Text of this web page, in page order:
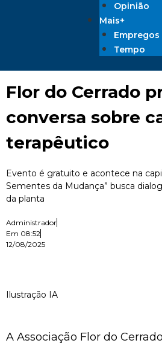
Opinião
Mais+
Empregos
Tempo
Flor do Cerrado
conversa sobre
terapêutico
Evento é gratuito e acontece na
Sementes da Mudança” busca
da planta
Administrador
Em 08:52
12/08/2025
Ilustração IA
A Associação Flor do